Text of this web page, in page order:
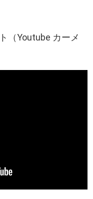
（Youtube カーメ